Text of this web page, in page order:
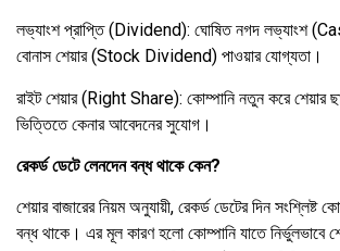
লভ্যাংশ প্রাপ্তি (Dividend): ঘোষিত নগদ লভ্যাংশ
বোনাস শেয়ার (Stock Dividend) পাওয়ার যোগ্যতা।
রাইট শেয়ার (Right Share): কোম্পানি নতুন করে শেয়ার
ভিত্তিতে কেনার আবেদনের সুযোগ।
রেকর্ড ডেটে লেনদেন বন্ধ থাকে কেন?
শেয়ার বাজারের নিয়ম অনুযায়ী, রেকর্ড ডেটের দিন সংশ্লিষ্ট
বন্ধ থাকে। এর মূল কারণ হলো কোম্পানি যাতে নির্ভুলভাবে